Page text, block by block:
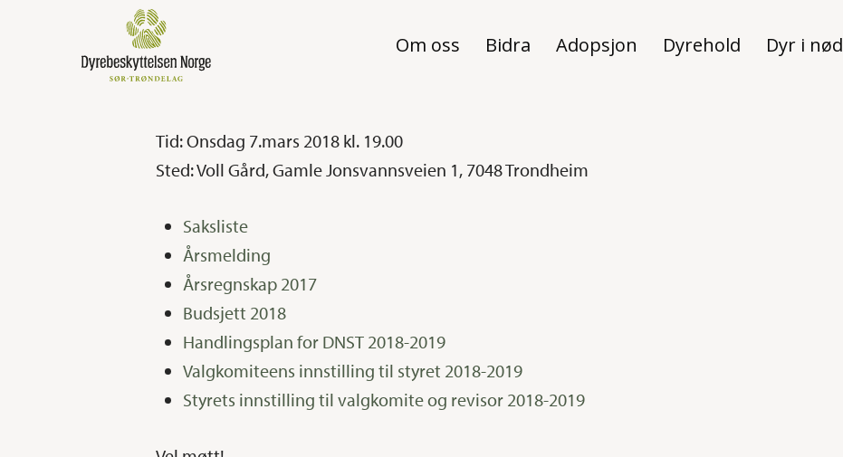
Trykk enter for å søke eller ESC for å lukke
Om oss Bidra Adopsjon Dyrehold Dyr i nød
Tid: Onsdag 7.mars 2018 kl. 19.00
Sted: Voll Gård, Gamle Jonsvannsveien 1, 7048 Trondheim
Saksliste
Årsmelding
Årsregnskap 2017
Budsjett 2018
Handlingsplan for DNST 2018-2019
Valgkomiteens innstilling til styret 2018-2019
Styrets innstilling til valgkomite og revisor 2018-2019